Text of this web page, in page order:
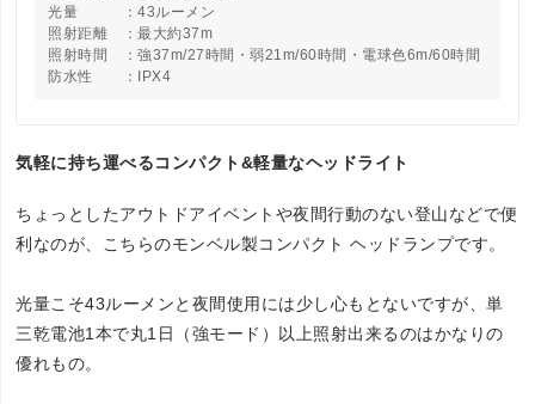
光量 ：43ルーメン
照射距離 ：最大約37m
照射時間 ：強37m/27時間・弱21m/60時間・電球色6m/60時間
防水性 ：IPX4
気軽に持ち運べるコンパクト&軽量なヘッドライト
ちょっとしたアウトドアイベントや夜間行動のない登山などで便
利なのが、こちらのモンベル製コンパクト ヘッドランプです。
光量こそ43ルーメンと夜間使用には少し心もとないですが、単
三乾電池1本で丸1日（強モード）以上照射出来るのはかなりの
優れもの。